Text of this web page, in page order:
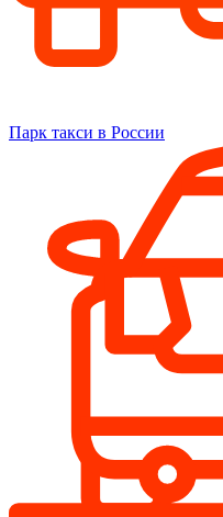
Парк такси в России